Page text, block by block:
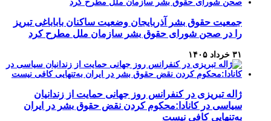
جمعیت حقوق بشر آذربایجان وضعیت ساکنان باباباغی تبریز
را در صحن شورای حقوق بشر سازمان ملل مطرح کرد
۳۱ خرداد ۱۴۰۵
ژاله تبریزی در کنفرانس روز جهانی حمایت از زندانیان
سیاسی در کانادا:محکوم کردن نقض حقوق بشر در ایران
به‌تنهایی کافی نیست